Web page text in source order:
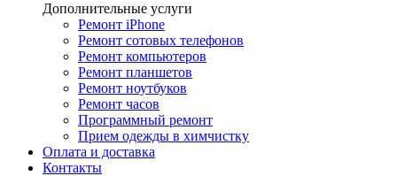
Дополнительные услуги
Ремонт iPhone
Ремонт сотовых телефонов
Ремонт компьютеров
Ремонт планшетов
Ремонт ноутбуков
Ремонт часов
Программный ремонт
Прием одежды в химчистку
Оплата и доставка
Контакты